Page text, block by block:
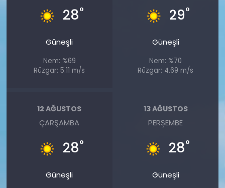
28°
Güneşli
Nem: %69
Rüzgar: 5.11 m/s
29°
Güneşli
Nem: %70
Rüzgar: 4.69 m/s
12 AĞUSTOS
ÇARŞAMBA
28°
Güneşli
13 AĞUSTOS
PERŞEMBE
28°
Güneşli